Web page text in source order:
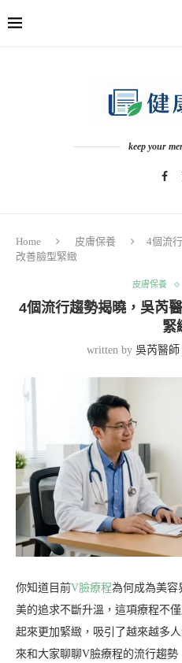
keep your
Home 皮膚保養
4個流
改善臉型緊緻
皮膚保養
4個流行趨勢揭曉，吳芮
緊
written by 吳芮醫師
你知道目前V臉療程為何成為美容
美的追求不斷升溫，這項療程不
起來更加緊緻，吸引了越來越多
來和大家聊聊V臉療程的流行趨